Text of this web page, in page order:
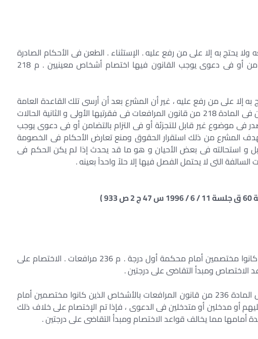
ولا يحتج به إلا على من رفع عليه . الإستثناء . الطعن فى الأحكام الصادرة
فى موضوع غير قابل للتجزئة أو فى التزام بالتضامن أو فى دعوى يوجب القانون فيها اختصام أشخاص معينيين . م 218
إلا على من رفع عليه ، غير أن المشرع بعد أن أرسى تلك القاعدة العامة
فى نسبية الأثر المترتب على الحكم والطعن فيه بين فى المادة 218 من قانون المرافعات فى فقرتيها الأولى و الثانية الحالات
فى موضوع غير قابل للتجزئة أو فى التزام بالتضامن أو فى دعوى يوجب
المشرع من ذلك استقرار الحقوق ومنع تعارض الأحكام فى الخصومة
بل و استحالته فى بعض الأحيان و هو ما قد يحدث إذا لم يكن الحكم فى
التى لا يحتمل الفصل فيها إلا حلاً واحداً بعينه .
الخصومة فى الاستئناف . تتحدد بالأشخاص الذين كانوا مختصمين أمام محكمة أول درجة . م 236 مرافعات . الاختصام على
الاختصاص ومبدأ التقاضى على درجتين .
إذ كانت الخصومة فى الاستئناف تتحدد وفقاً لنص المادة 236 من قانون المرافعات بالأشخاص الذين كانوا مختصمين أمام
أو مدخلين أو متدخلين فى الدعوى ، فإذا تم الإختصام على خلاف ذلك
أمامها مما يخالف قواعد الاختصام ومبدأ التقاضى على درجتين .